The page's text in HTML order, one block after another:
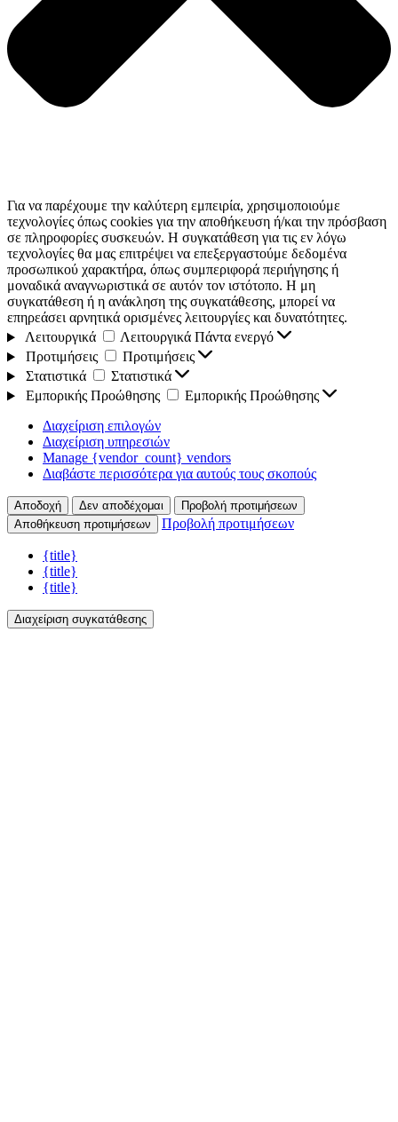
Για να παρέχουμε την καλύτερη εμπειρία, χρησιμοποιούμε
τεχνολογίες όπως cookies για την αποθήκευση ή/και την πρόσβαση
σε πληροφορίες συσκευών. Η συγκατάθεση για τις εν λόγω
τεχνολογίες θα μας επιτρέψει να επεξεργαστούμε δεδομένα
προσωπικού χαρακτήρα, όπως συμπεριφορά περιήγησης ή
μοναδικά αναγνωριστικά σε αυτόν τον ιστότοπο. Η μη
συγκατάθεση ή η ανάκληση της συγκατάθεσης, μπορεί να
επηρεάσει αρνητικά ορισμένες λειτουργίες και δυνατότητες.
Λειτουργικά
Λειτουργικά Πάντα ενεργό
Προτιμήσεις
Προτιμήσεις
Στατιστικά
Στατιστικά
Εμπορικής Προώθησης
Εμπορικής Προώθησης
Διαχείριση επιλογών
Διαχείριση υπηρεσιών
Manage {vendor_count} vendors
Διαβάστε περισσότερα για αυτούς τους σκοπούς
Αποδοχή Δεν αποδέχομαι
Προβολή προτιμήσεων
Αποθήκευση προτιμήσεων
Προβολή προτιμήσεων
{title}
{title}
{title}
Διαχείριση συγκατάθεσης